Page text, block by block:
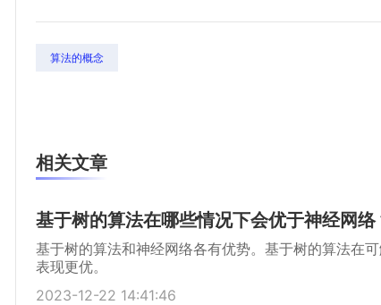
算法的概念
相关文章
基于树的算法在哪些情况下会优于神经网络
基于树的算法和神经网络各有优势。基于树的算法在
表现更优。
2023-12-22 14:41:46